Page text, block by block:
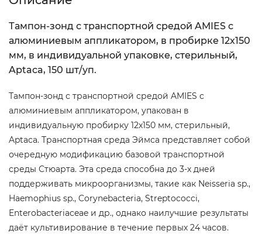
Тампон-зонд с транспортной средой AMIES с
алюминиевым аппликатором, в пробирке 12х150
мм, в индивидуальной упаковке, стерильный,
Aptaca, 150 шт/уп.
Тампон-зонд с транспортной средой AMIES с
алюминиевым аппликатором, упакован в
индивидуальную пробирку 12х150 мм, стерильный,
Aptaca. Транспортная среда Эймса представляет собой
очередную модификацию базовой транспортной
среды Стюарта. Эта среда способна до 3-х дней
поддерживать микроорганизмы, такие как Neisseria sp.,
Haemophius sp., Corynebacteria, Streptococci,
Enterobacteriaceae и др., однако наилучшие результаты
даёт культивирование в течение первых 24 часов.